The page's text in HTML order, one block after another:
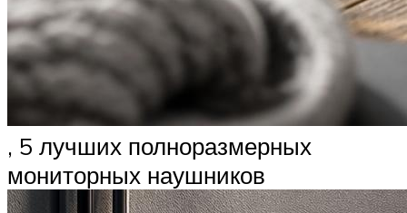
, 5 лучших полноразмерных
мониторных наушников